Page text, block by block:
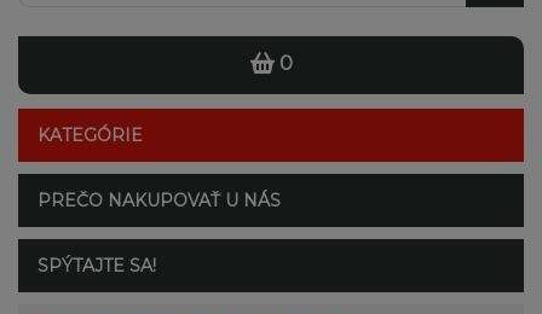
0
KATEGÓRIE
PREČO NAKUPOVAŤ U NÁS
SPÝTAJTE SA!